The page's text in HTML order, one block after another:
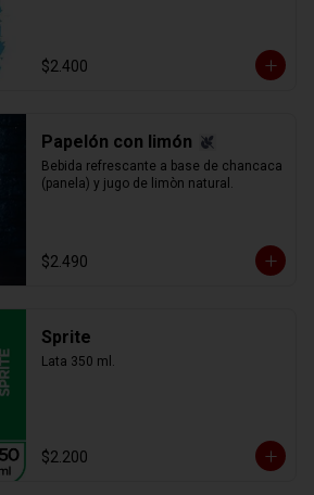
$2.400
Papelón con limón
Bebida refrescante a base de chancaca
(panela) y jugo de limòn natural.
$2.490
Sprite
Lata 350 ml.
$2.200